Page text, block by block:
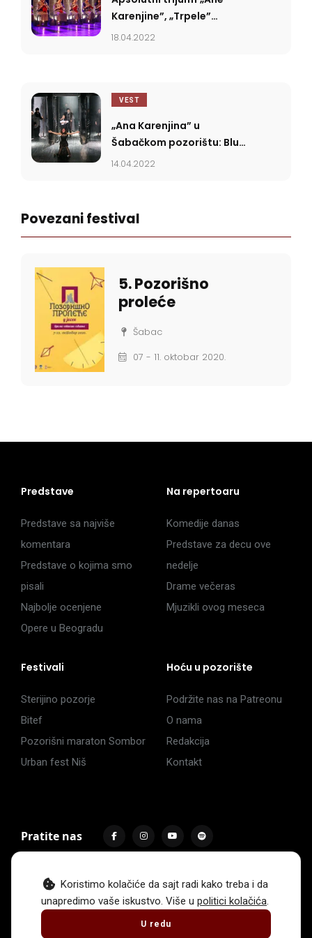
Karenjine”, „Trpele”
pozdravljene ovacijama
18.04.2022
VEST
„Ana Karenjina” u
Šabačkom pozorištu: Blud,
bol i odsustvo daha
14.04.2022
Povezani festival
5. Pozorišno
proleće
Šabac
07 - 11. oktobar 2020.
Koristimo kolačiće da sajt radi kako treba i da
unapredimo vaše iskustvo. Više u politici kolačića.
U redu
Predstave
Predstave sa najviše
komentara
Predstave o kojima smo
pisali
Najbolje ocenjene
Opere u Beogradu
Na repertoaru
Komedije danas
Predstave za decu ove
nedelje
Drame večeras
Mjuzikli ovog meseca
Festivali
Sterijino pozorje
Bitef
Pozorišni maraton Sombor
Urban fest Niš
Hoću u pozorište
Podržite nas na Patreonu
O nama
Redakcija
Kontakt
Pratite nas
Impressum Politika privatnosti
Uslovi korišćenja
. Sva prava zadržava Hoću u pozorište.